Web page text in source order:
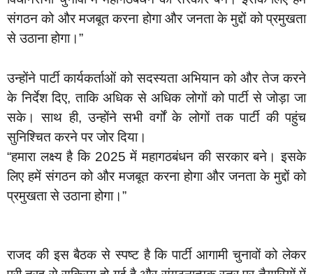
संगठन को और मजबूत करना होगा और जनता के मुद्दों को प्रमुखता
से उठाना होगा।”
उन्होंने पार्टी कार्यकर्ताओं को सदस्यता अभियान को और तेज करने
के निर्देश दिए, ताकि अधिक से अधिक लोगों को पार्टी से जोड़ा जा
सके। साथ ही, उन्होंने सभी वर्गों के लोगों तक पार्टी की पहुंच
सुनिश्चित करने पर जोर दिया।
“हमारा लक्ष्य है कि 2025 में महागठबंधन की सरकार बने। इसके
लिए हमें संगठन को और मजबूत करना होगा और जनता के मुद्दों को
प्रमुखता से उठाना होगा।”
राजद की इस बैठक से स्पष्ट है कि पार्टी आगामी चुनावों को लेकर